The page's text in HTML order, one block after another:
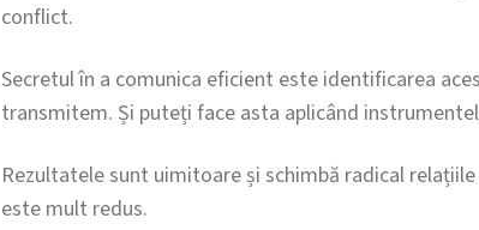
conflict.
Secretul în a comunica eficient este identificarea
transmitem. Și puteți face asta aplicând
Rezultatele sunt uimitoare și schimbă radical
este mult redus.